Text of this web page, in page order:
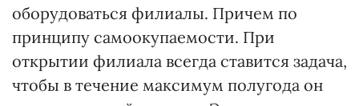
оборудоваться филиалы. Причем по
принципу самоокупаемости. При
открытии филиала всегда ставится задача,
чтобы в течение максимум полугода он